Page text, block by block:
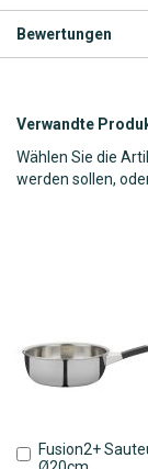
Bewertungen
Verwandte
Wählen Sie die
werden sollen,
Fusion2+
In